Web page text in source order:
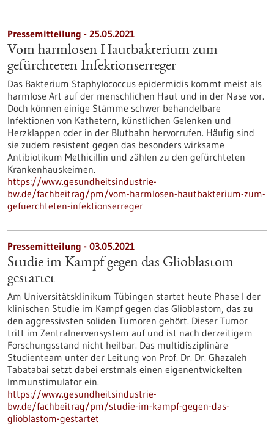
Pressemitteilung - 25.05.2021
Vom harmlosen Hautbakterium zum
gefürchteten Infektionserreger
Das Bakterium Staphylococcus epidermidis kommt meist als
harmlose Art auf der menschlichen Haut und in der Nase vor.
Doch können einige Stämme schwer behandelbare
Infektionen von Kathetern, künstlichen Gelenken und
Herzklappen oder in der Blutbahn hervorrufen. Häufig sind
sie zudem resistent gegen das besonders wirksame
Antibiotikum Methicillin und zählen zu den gefürchteten
Krankenhauskeimen.
https://www.gesundheitsindustrie-
bw.de/fachbeitrag/pm/vom-harmlosen-hautbakterium-zum-
gefuerchteten-infektionserreger
Pressemitteilung - 03.05.2021
Studie im Kampf gegen das Glioblastom
gestartet
Am Universitätsklinikum Tübingen startet heute Phase I der
klinischen Studie im Kampf gegen das Glioblastom, das zu
den aggressivsten soliden Tumoren gehört. Dieser Tumor
tritt im Zentralnervensystem auf und ist nach derzeitigem
Forschungsstand nicht heilbar. Das multidisziplinäre
Studienteam unter der Leitung von Prof. Dr. Dr. Ghazaleh
Tabatabai setzt dabei erstmals einen eigenentwickelten
Immunstimulator ein.
https://www.gesundheitsindustrie-
bw.de/fachbeitrag/pm/studie-im-kampf-gegen-das-
glioblastom-gestartet